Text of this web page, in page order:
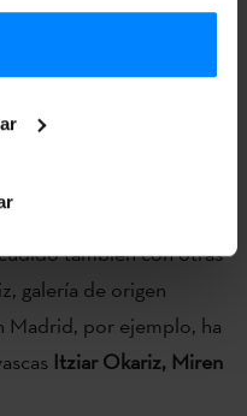
as que han acudido a
Carreras Múgica ha
su catálogo. No
también con otras
galería de origen
Madrid, por ejemplo, ha
Itziar Okariz, Miren